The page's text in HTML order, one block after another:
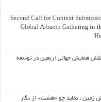
Second Call for Content
Global Arbaein Gathering in
همایش جهانی اربعین در توسعه
، نماید چو «هشت» از نگار